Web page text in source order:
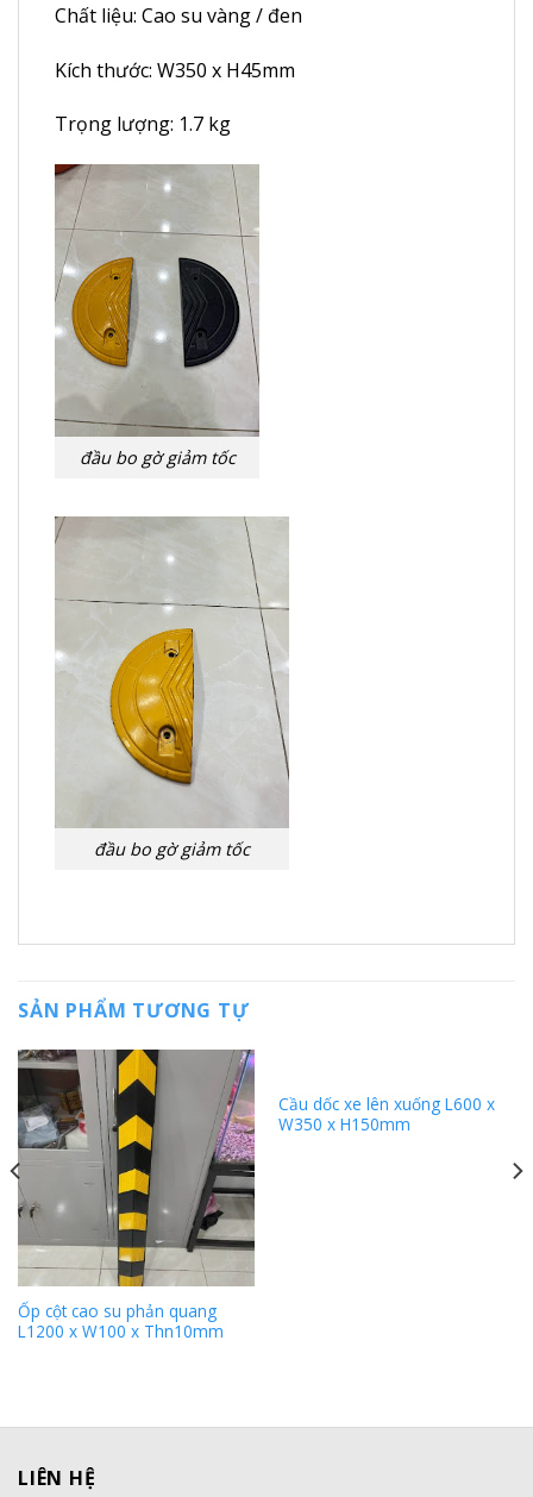
Chất liệu: Cao su vàng / đen
Kích thước: W350 x H45mm
Trọng lượng: 1.7 kg
đầu bo gờ giảm tốc
đầu bo gờ giảm tốc
SẢN PHẨM TƯƠNG TỰ
Ốp cột cao su phản quang
L1200 x W100 x Thn10mm
Cầu dốc xe lên xuống L600 x
W350 x H150mm
LIÊN HỆ